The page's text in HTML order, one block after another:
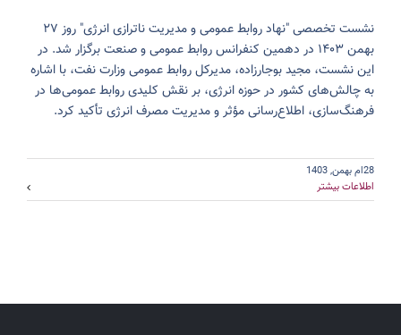
نشست تخصصی "نهاد روابط عمومی و مدیریت ناترازی انرژی" روز ۲۷
بهمن ۱۴۰۳ در دهمین کنفرانس روابط عمومی و صنعت برگزار شد. در
این نشست، مجید بوجارزاده، مدیرکل روابط عمومی وزارت نفت، با اشاره
به چالش‌های کشور در حوزه انرژی، بر نقش کلیدی روابط عمومی‌ها در
فرهنگ‌سازی، اطلاع‌رسانی مؤثر و مدیریت مصرف انرژی تأکید کرد.
28ام بهمن, 1403
اطلاعات بیشتر